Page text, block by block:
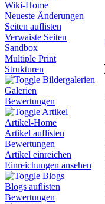
Wiki-Home
Neueste Änderungen
Seiten auflisten
Verwaiste Seiten
Sandbox
Multiple Print
Strukturen
Bildergalerien
Galerien
Bewertungen
Artikel
Artikel-Home
Artikel auflisten
Bewertungen
Artikel einreichen
Einreichungen ansehen
Blogs
Blogs auflisten
Bewertungen